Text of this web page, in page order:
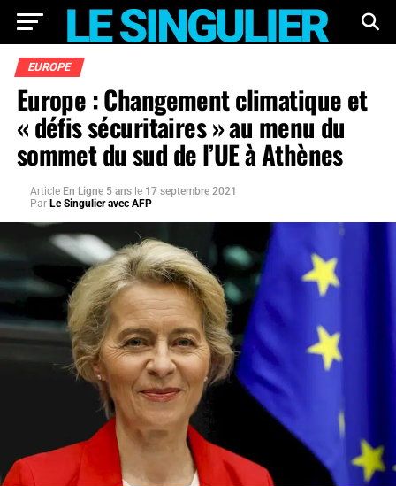
EUROPE
Europe : Changement climatique et
« défis sécuritaires » au menu du
sommet du sud de l’UE à Athènes
Article En Ligne 5 ans le 17 septembre 2021
Par Le Singulier avec AFP